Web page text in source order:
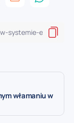
włamaniu w